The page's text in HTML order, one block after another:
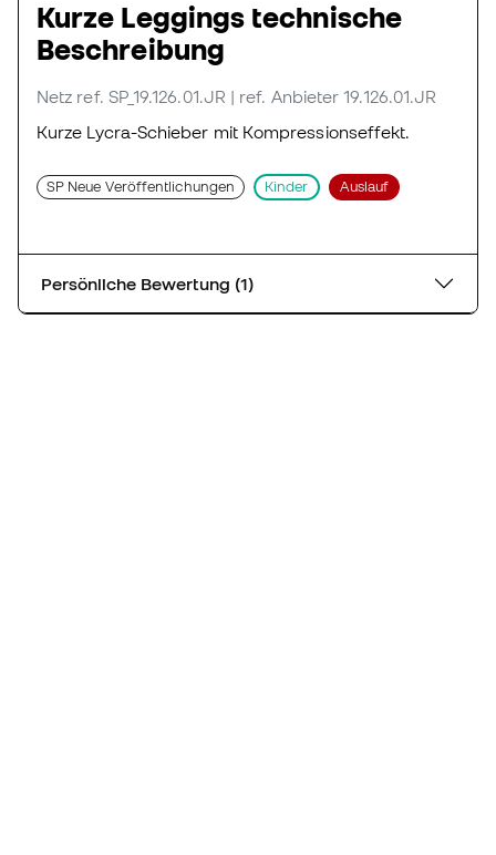
Kurze Leggings technische
Beschreibung
Netz ref. SP_19.126.01.JR | ref. Anbieter 19.126.01.JR
Kurze Lycra-Schieber mit Kompressionseffekt.
SP Neue Veröffentlichungen Kinder Auslauf
Persönliche Bewertung (1)